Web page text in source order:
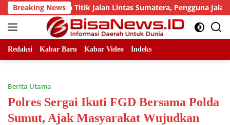
Skip
to
content
Breaking News
Sejumlah Titik Jalan Lintas Sumatera, Pengguna Jalan
Redaksi Kabar Baru Kabar Video Indeks
Berita Utama
Polres Sergai Ikuti FGD Bersama Polda
Sumut, Ajak Masyarakat Wujudkan